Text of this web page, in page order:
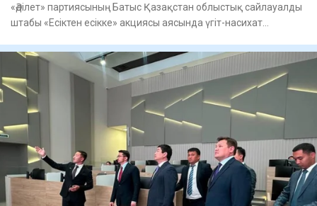
«Әділет» партиясының Батыс Қазақстан облыстық сайлауалды
штабы «Есіктен есікке» акциясы аясында үгіт-насихат